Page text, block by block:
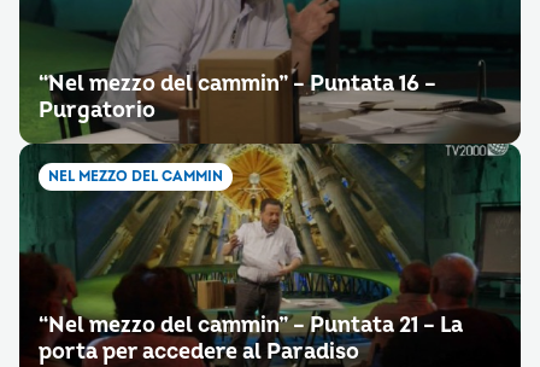
“Nel mezzo del cammin” – Puntata 16 –
Purgatorio
NEL MEZZO DEL CAMMIN
“Nel mezzo del cammin” – Puntata 21 – La
porta per accedere al Paradiso